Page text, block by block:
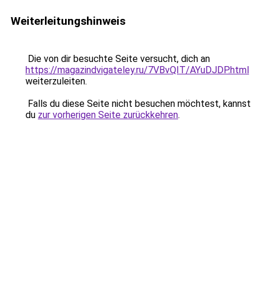
Weiterleitungshinweis
Die von dir besuchte Seite versucht, dich an
https://magazindvigateley.ru/7VBvQIT/AYuDJDP.html
weiterzuleiten.
Falls du diese Seite nicht besuchen möchtest, kannst
du zur vorherigen Seite zurückkehren.